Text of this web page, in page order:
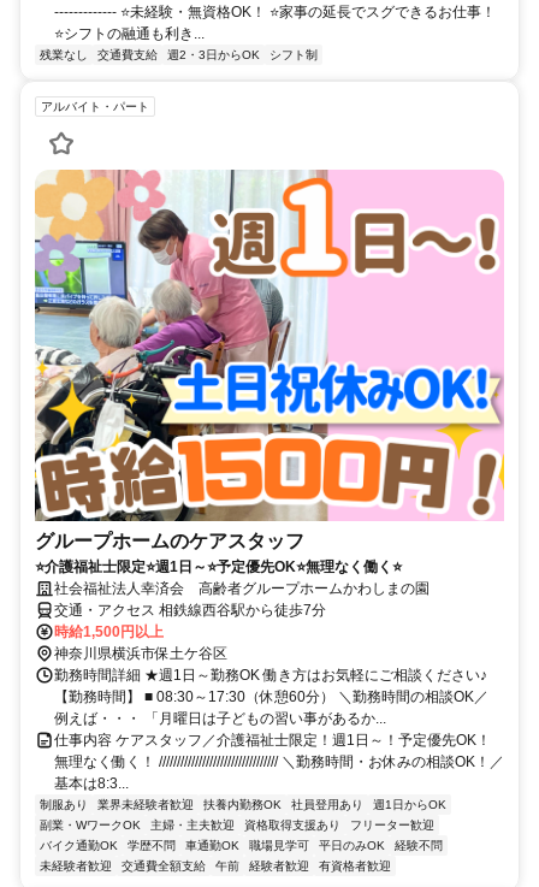
------------- ⭐未経験・無資格OK！ ⭐家事の延長でスグできるお仕事！
⭐シフトの融通も利き...
残業なし 交通費支給 週2・3日からOK シフト制
アルバイト・パート
グループホームのケアスタッフ
⭐介護福祉士限定⭐週1日～⭐予定優先OK⭐無理なく働く⭐
社会福祉法人幸済会 高齢者グループホームかわしまの園
交通・アクセス 相鉄線西谷駅から徒歩7分
時給1,500円以上
神奈川県横浜市保土ケ谷区
勤務時間詳細 ★週1日～勤務OK 働き方はお気軽にご相談ください♪
【勤務時間】 ■ 08:30～17:30（休憩60分） ＼勤務時間の相談OK／
例えば・・・ 「月曜日は子どもの習い事があるか...
仕事内容 ケアスタッフ／介護福祉士限定！週1日～！予定優先OK！
無理なく働く！ ///////////////////////////////// ＼勤務時間・お休みの相談OK！／
基本は8:3...
制服あり 業界未経験者歓迎 扶養内勤務OK 社員登用あり
週1日からOK
副業・WワークOK
主婦・主夫歓迎 資格取得支援あり
フリーター歓迎
バイク通勤OK
学歴不問 車通勤OK 職場見学可 平日のみOK
経験不問
未経験者歓迎
交通費全額支給 午前 経験者歓迎 有資格者歓迎